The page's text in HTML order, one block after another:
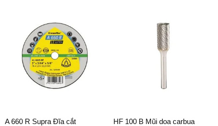
A 660 R Supra Đĩa cắt
HF 100 B Mũi doa carbua